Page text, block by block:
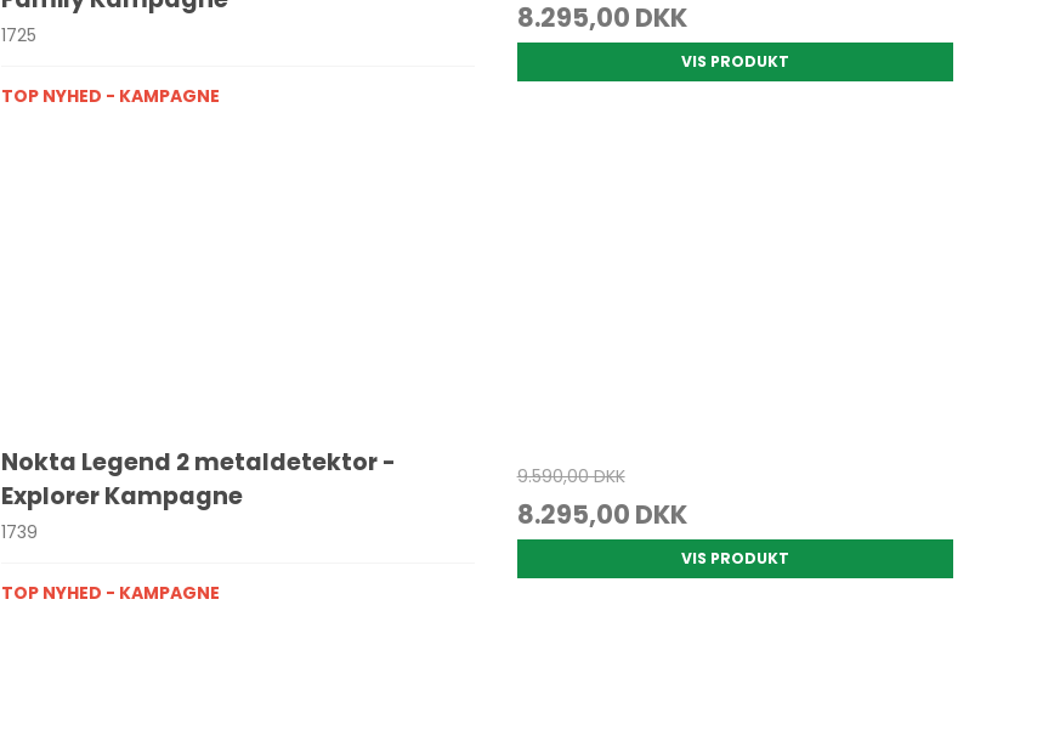
1725
TOP NYHED - KAMPAGNE
8.295,00 DKK
VIS PRODUKT
Nokta Legend 2 metaldetektor -
Explorer Kampagne
1739
TOP NYHED - KAMPAGNE
9.590,00 DKK
8.295,00 DKK
VIS PRODUKT